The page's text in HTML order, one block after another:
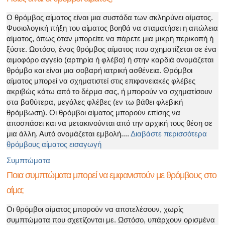
Ο θρόμβος αίματος είναι μια συστάδα των σκληρύνει αίματος.
Φυσιολογική πήξη του αίματος βοηθά να σταματήσει η απώλεια
αίματος, όπως όταν μπορείτε να πάρετε μια μικρή περικοπή ή
ξύστε. Ωστόσο, ένας θρόμβος αίματος που σχηματίζεται σε ένα
αιμοφόρο αγγείο (αρτηρία ή φλέβα) ή στην καρδιά ονομάζεται
θρόμβο και είναι μια σοβαρή ιατρική ασθένεια. Θρόμβοι
αίματος μπορεί να σχηματιστεί στις επιφανειακές φλέβες
ακριβώς κάτω από το δέρμα σας, ή μπορούν να σχηματίσουν
στα βαθύτερα, μεγάλες φλέβες (εν τω βάθει φλεβική
θρόμβωση). Οι θρόμβοι αίματος μπορούν επίσης να
αποσπάσει και να μετακινούνται από την αρχική τους θέση σε
μια άλλη. Αυτό ονομάζεται εμβολή.... Διαβάστε περισσότερα
θρόμβους αίματος εισαγωγή
Συμπτώματα
Ποια συμπτώματα μπορεί να εμφανιστούν με θρόμβους στο
αίμα;
Οι θρόμβοι αίματος μπορούν να αποτελέσουν, χωρίς
συμπτώματα που σχετίζονται με. Ωστόσο, υπάρχουν ορισμένα